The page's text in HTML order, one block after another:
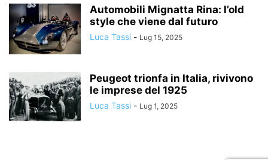
Automobili Mignatta Rina: l’old
style che viene dal futuro
Luca Tassi - Lug 15, 2025
Peugeot trionfa in Italia, rivivono
le imprese del 1925
Luca Tassi - Lug 1, 2025